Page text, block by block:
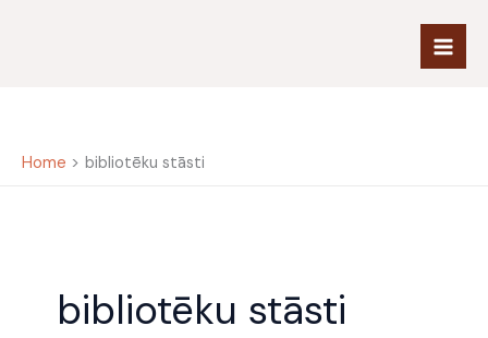
Home bibliotēku stāsti
bibliotēku stāsti